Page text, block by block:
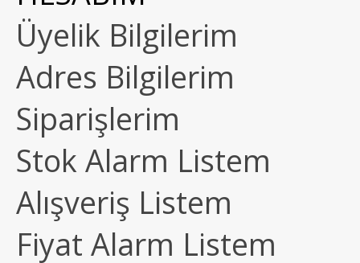
Üyelik Bilgilerim
Adres Bilgilerim
Siparişlerim
Stok Alarm Listem
Alışveriş Listem
Fiyat Alarm Listem